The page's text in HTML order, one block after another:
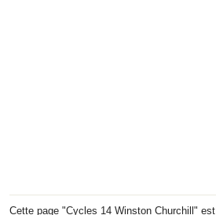
Cette page "Cycles 14 Winston Churchill"